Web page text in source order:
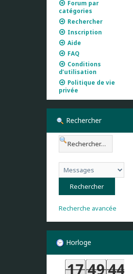
Forum par
catégories
Rechercher
Inscription
Aide
FAQ
Conditions
d’utilisation
Politique de vie
privée
Rechercher
Recherche avancée
Horloge